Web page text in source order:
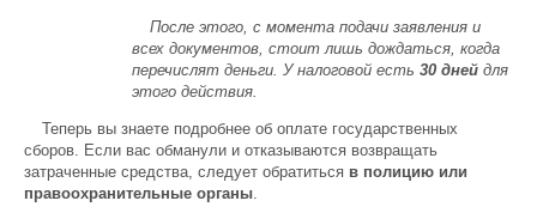
После этого, с момента подачи заявления и
всех документов, стоит лишь дождаться, когда
перечислят деньги. У налоговой есть 30 дней для
этого действия.
Теперь вы знаете подробнее об оплате государственных
сборов. Если вас обманули и отказываются возвращать
затраченные средства, следует обратиться в полицию или
правоохранительные органы.